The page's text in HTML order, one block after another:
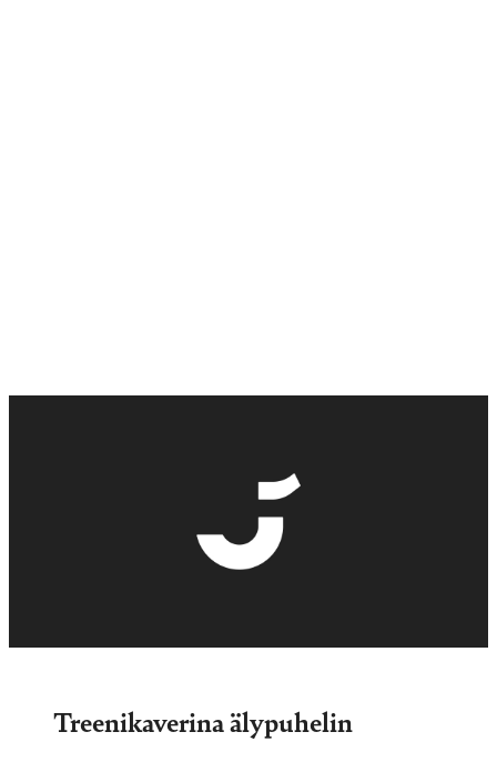
Treenikaverina älypuhelin